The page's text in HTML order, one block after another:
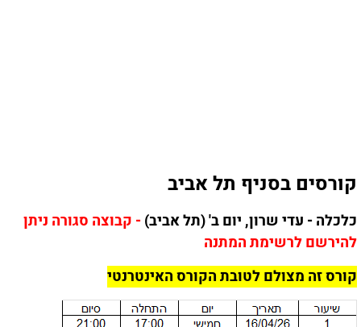
קורסים בסניף תל אביב
כלכלה - עדי שרון, יום ב' (תל אביב)- קבוצה סגורה ניתן
להירשם לרשימת המתנה
קורס זה מצולם לטובת הקורס האינטרנטי